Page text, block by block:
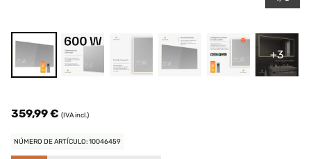
+3
359,99 € (IVA incl.)
NÚMERO DE ARTÍCULO: 10046459